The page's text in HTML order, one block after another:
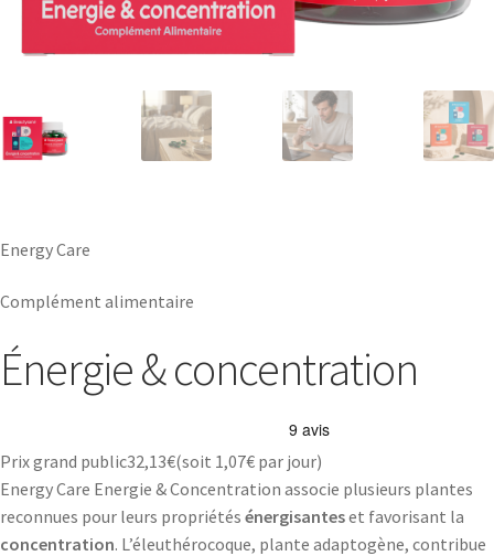
Energy Care
Complément alimentaire
Énergie & concentration
Prix grand public32,13€(soit 1,07€ par jour)
Energy Care Energie & Concentration associe plusieurs plantes
reconnues pour leurs propriétés énergisanteset favorisant la
concentration. L’éleuthérocoque, plante adaptogène, contribue